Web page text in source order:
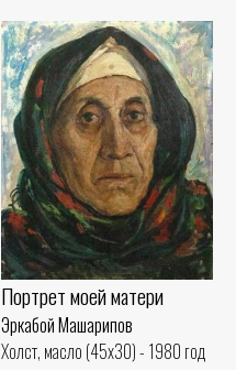
Портрет моей матери
Эркабой Машарипов
Холст, масло (45x30) - 1980 год